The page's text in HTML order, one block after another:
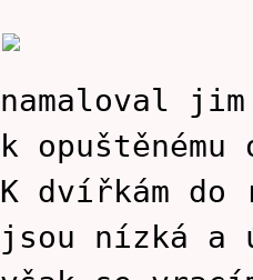
namaloval
k
K dvířkám
jsou nízká a